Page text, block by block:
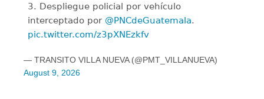
3. Despliegue policial por vehículo
interceptado por @PNCdeGuatemala.
pic.twitter.com/z3pXNEzkfv
— TRANSITO VILLA NUEVA (@PMT_VILLANUEVA)
August 9, 2026